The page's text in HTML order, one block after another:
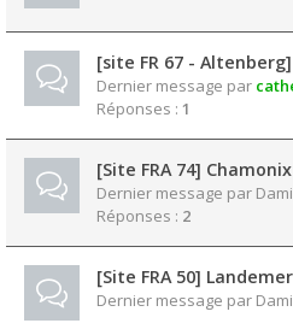
[site FR 67 - Altenberg]
Dernier message par
Réponses : 1
[Site FRA 74]
Dernier message par
Réponses : 2
[Site FRA 50] Landemer
Dernier message par